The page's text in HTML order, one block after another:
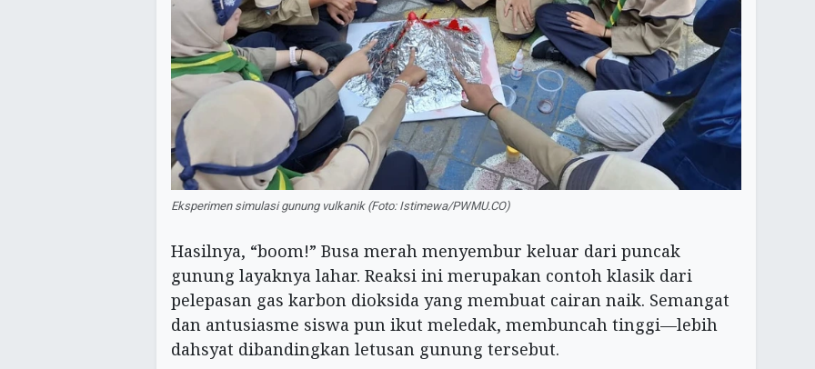
Eksperimen simulasi gunung vulkanik (Foto: Istimewa/PWMU.CO)
Hasilnya, “boom!” Busa merah menyembur keluar dari puncak
gunung layaknya lahar. Reaksi ini merupakan contoh klasik dari
pelepasan gas karbon dioksida yang membuat cairan naik. Semangat
dan antusiasme siswa pun ikut meledak, membuncah tinggi—lebih
dahsyat dibandingkan letusan gunung tersebut.